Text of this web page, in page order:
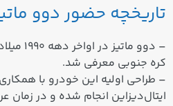
تاریخچه حضور دوو
– دوو
کره جنوبی معرفی شد.
– طراحی اولیه این خودرو با
ایتال‌دیزاین انجام شده و در